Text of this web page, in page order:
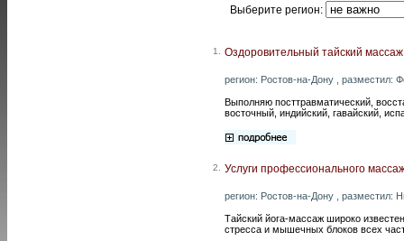
Выберите регион:
1. Оздоровительный тайский
регион: Ростов-на-Дону , разместил:
Выполняю посттравматический,
восточный, индийский, гавайский,
2. Услуги профессионального
регион: Ростов-на-Дону , разместил:
Тайский йога-массаж широко
стресса и мышечных блоков всех